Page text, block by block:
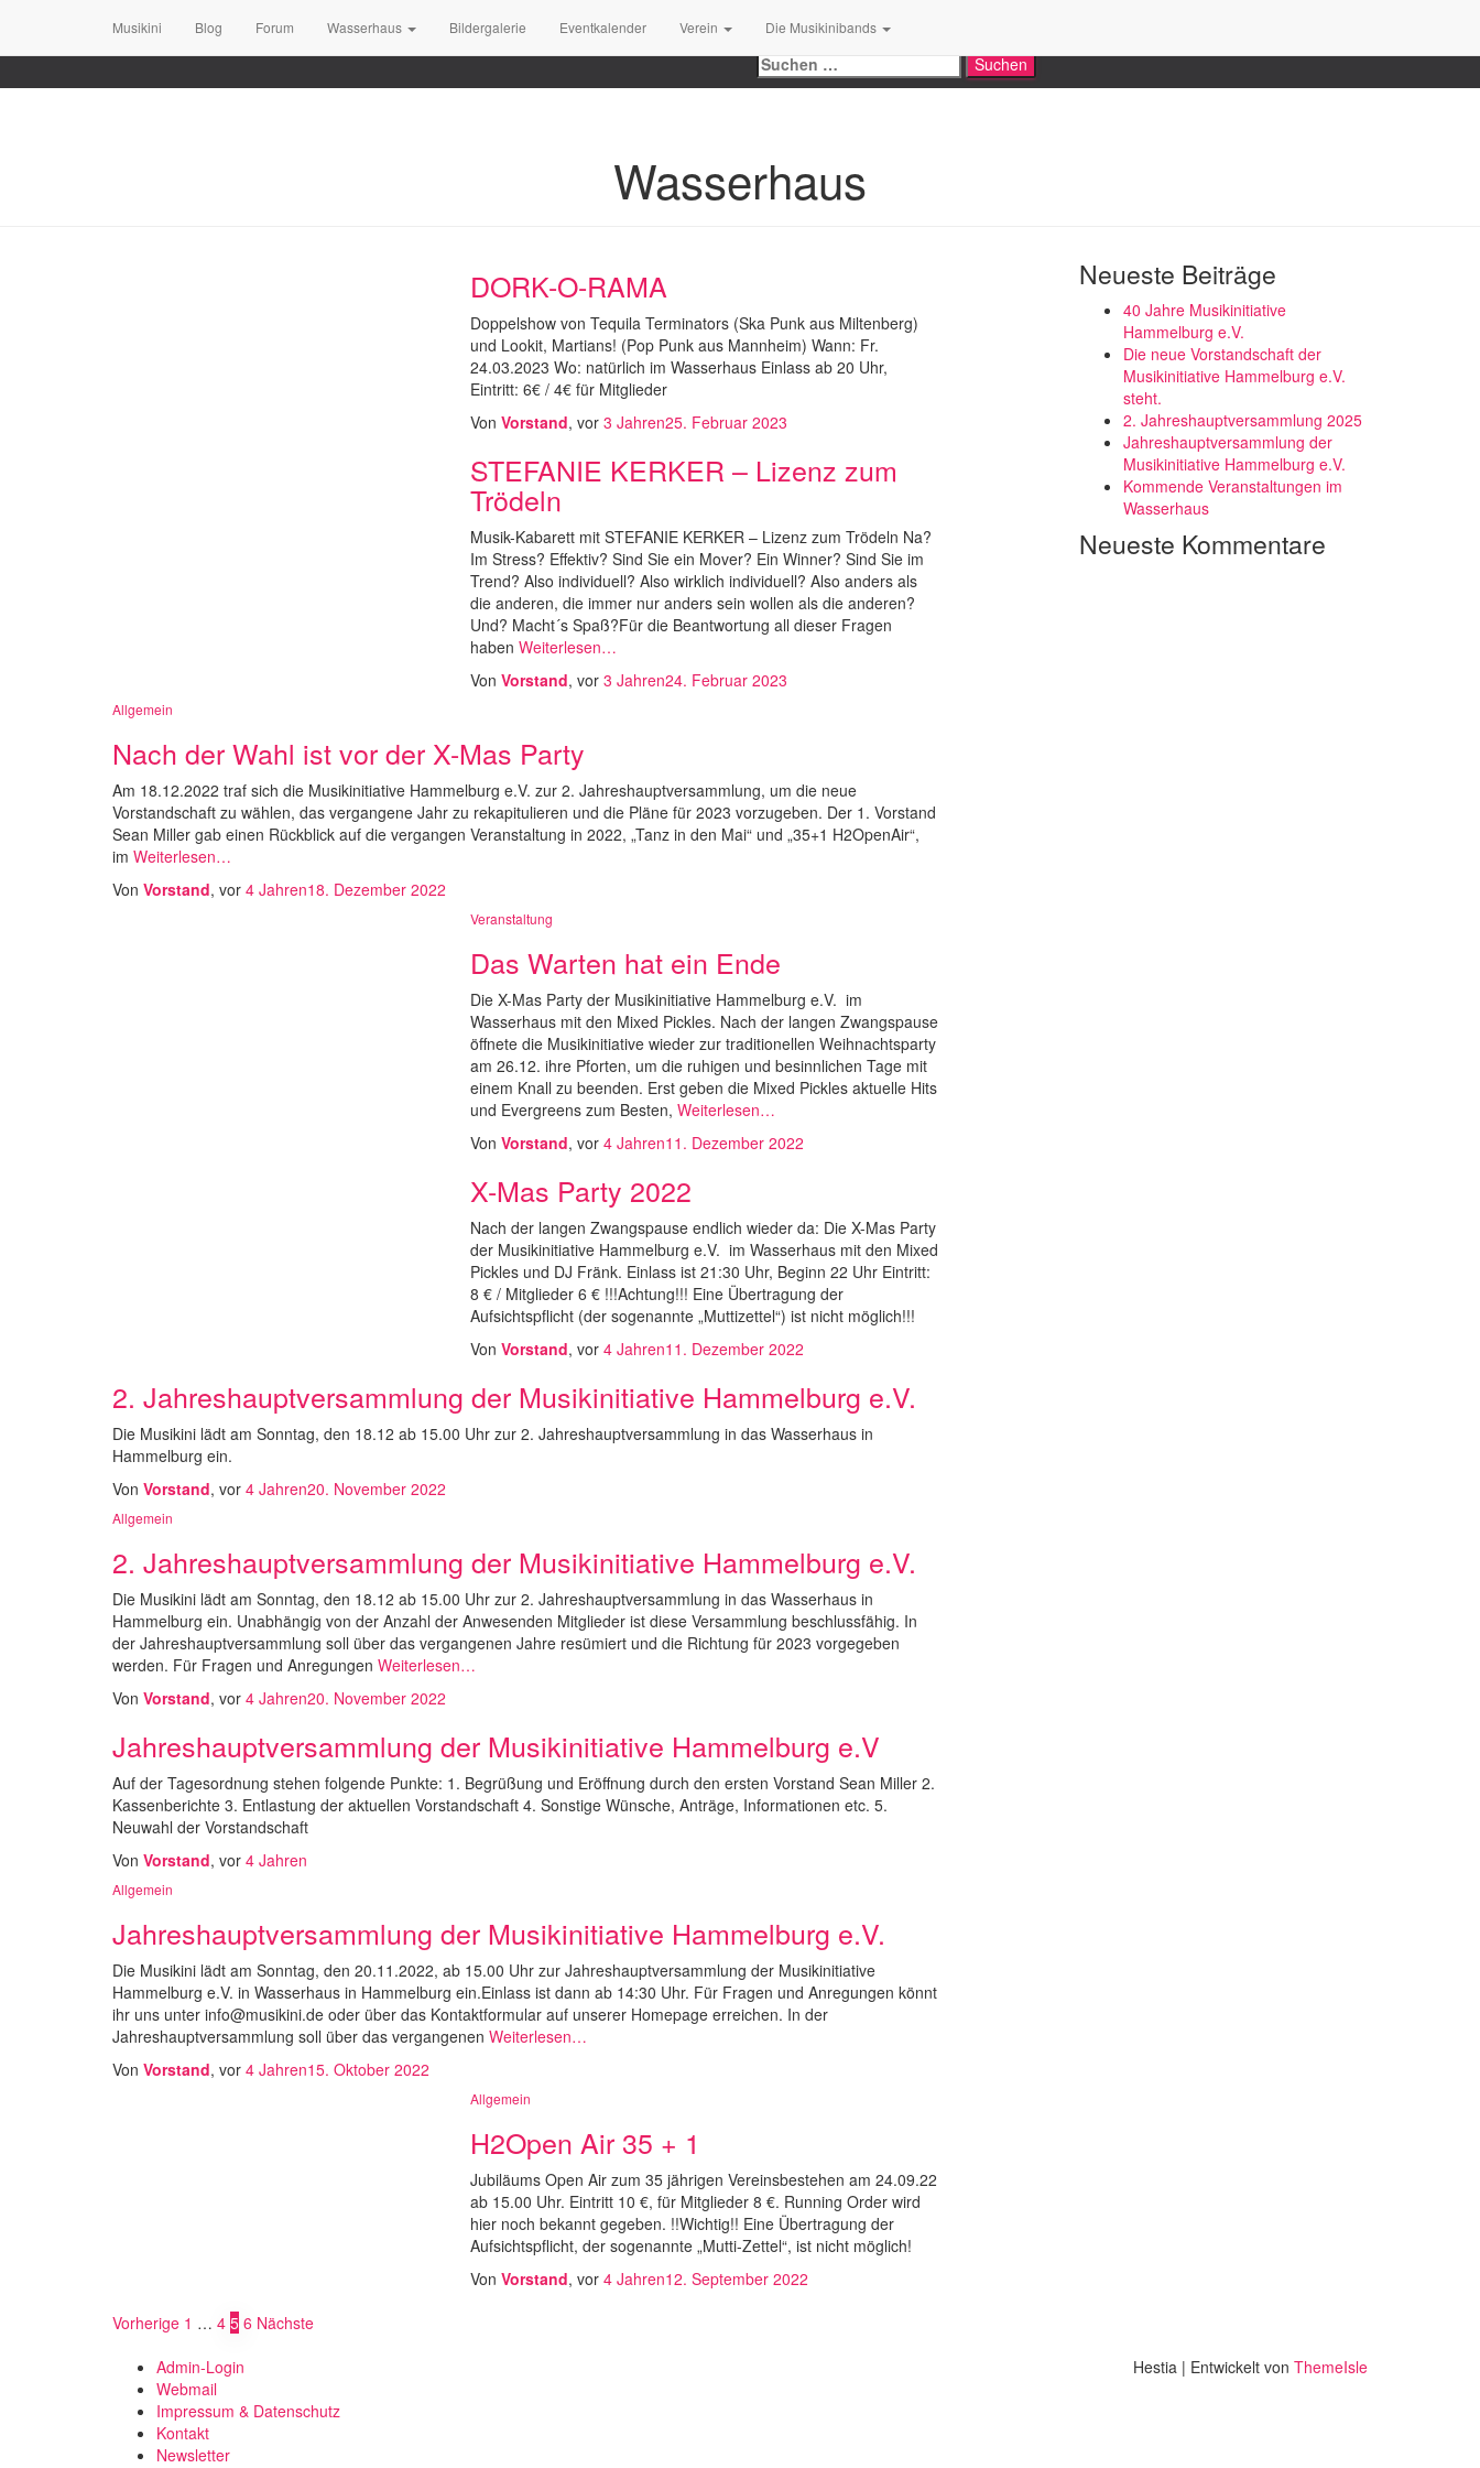
Search
Suchen
nach:
Musikini Blog Forum Wasserhaus Bildergalerie Eventkalender Verein Die Musikinibands
Wasserhaus
DORK-O-RAMA
Doppelshow von Tequila Terminators (Ska Punk aus Miltenberg)
und Lookit, Martians! (Pop Punk aus Mannheim) Wann: Fr.
24.03.2023 Wo: natürlich im Wasserhaus Einlass ab 20 Uhr,
Eintritt: 6€ / 4€ für Mitglieder
Von Vorstand, vor 3 Jahren25. Februar 2023
STEFANIE KERKER – Lizenz zum
Trödeln
Musik-Kabarett mit STEFANIE KERKER – Lizenz zum Trödeln Na?
Im Stress? Effektiv? Sind Sie ein Mover? Ein Winner? Sind Sie im
Trend? Also individuell? Also wirklich individuell? Also anders als
die anderen, die immer nur anders sein wollen als die anderen?
Und? Macht´s Spaß?Für die Beantwortung all dieser Fragen
haben Weiterlesen…
Von Vorstand, vor 3 Jahren24. Februar 2023
Allgemein
Nach der Wahl ist vor der X-Mas Party
Am 18.12.2022 traf sich die Musikinitiative Hammelburg e.V. zur 2. Jahreshauptversammlung, um die neue
Vorstandschaft zu wählen, das vergangene Jahr zu rekapitulieren und die Pläne für 2023 vorzugeben. Der 1. Vorstand
Sean Miller gab einen Rückblick auf die vergangen Veranstaltung in 2022, „Tanz in den Mai“ und „35+1 H2OpenAir“,
im Weiterlesen…
Von Vorstand, vor 4 Jahren18. Dezember 2022
Veranstaltung
Das Warten hat ein Ende
Die X-Mas Party der Musikinitiative Hammelburg e.V. im
Wasserhaus mit den Mixed Pickles. Nach der langen Zwangspause
öffnete die Musikinitiative wieder zur traditionellen Weihnachtsparty
am 26.12. ihre Pforten, um die ruhigen und besinnlichen Tage mit
einem Knall zu beenden. Erst geben die Mixed Pickles aktuelle Hits
und Evergreens zum Besten, Weiterlesen…
Von Vorstand, vor 4 Jahren11. Dezember 2022
X-Mas Party 2022
Nach der langen Zwangspause endlich wieder da: Die X-Mas Party
der Musikinitiative Hammelburg e.V. im Wasserhaus mit den Mixed
Pickles und DJ Fränk. Einlass ist 21:30 Uhr, Beginn 22 Uhr Eintritt:
8 € / Mitglieder 6 € !!!Achtung!!! Eine Übertragung der
Aufsichtspflicht (der sogenannte „Muttizettel“) ist nicht möglich!!!
Von Vorstand, vor 4 Jahren11. Dezember 2022
2. Jahreshauptversammlung der Musikinitiative Hammelburg e.V.
Die Musikini lädt am Sonntag, den 18.12 ab 15.00 Uhr zur 2. Jahreshauptversammlung in das Wasserhaus in
Hammelburg ein.
Von Vorstand, vor 4 Jahren20. November 2022
Allgemein
2. Jahreshauptversammlung der Musikinitiative Hammelburg e.V.
Die Musikini lädt am Sonntag, den 18.12 ab 15.00 Uhr zur 2. Jahreshauptversammlung in das Wasserhaus in
Hammelburg ein. Unabhängig von der Anzahl der Anwesenden Mitglieder ist diese Versammlung beschlussfähig. In
der Jahreshauptversammlung soll über das vergangenen Jahre resümiert und die Richtung für 2023 vorgegeben
werden. Für Fragen und Anregungen Weiterlesen…
Von Vorstand, vor 4 Jahren20. November 2022
Jahreshauptversammlung der Musikinitiative Hammelburg e.V
Auf der Tagesordnung stehen folgende Punkte: 1. Begrüßung und Eröffnung durch den ersten Vorstand Sean Miller 2.
Kassenberichte 3. Entlastung der aktuellen Vorstandschaft 4. Sonstige Wünsche, Anträge, Informationen etc. 5.
Neuwahl der Vorstandschaft
Von Vorstand, vor 4 Jahren
Allgemein
Jahreshauptversammlung der Musikinitiative Hammelburg e.V.
Die Musikini lädt am Sonntag, den 20.11.2022, ab 15.00 Uhr zur Jahreshauptversammlung der Musikinitiative
Hammelburg e.V. in Wasserhaus in Hammelburg ein.Einlass ist dann ab 14:30 Uhr. Für Fragen und Anregungen könnt
ihr uns unter info@musikini.de oder über das Kontaktformular auf unserer Homepage erreichen. In der
Jahreshauptversammlung soll über das vergangenen Weiterlesen…
Von Vorstand, vor 4 Jahren15. Oktober 2022
Allgemein
H2Open Air 35 + 1
Jubiläums Open Air zum 35 jährigen Vereinsbestehen am 24.09.22
ab 15.00 Uhr. Eintritt 10 €, für Mitglieder 8 €. Running Order wird
hier noch bekannt gegeben. !!Wichtig!! Eine Übertragung der
Aufsichtspflicht, der sogenannte „Mutti-Zettel“, ist nicht möglich!
Von Vorstand, vor 4 Jahren12. September 2022
Seitennummerierung
der
Beiträge
Vorherige 1 … 4 5 6 Nächste
Neueste Beiträge
40 Jahre Musikinitiative
Hammelburg e.V.
Die neue Vorstandschaft der
Musikinitiative Hammelburg e.V.
steht.
2. Jahreshauptversammlung 2025
Jahreshauptversammlung der
Musikinitiative Hammelburg e.V.
Kommende Veranstaltungen im
Wasserhaus
Neueste Kommentare
Admin-Login
Webmail
Impressum & Datenschutz
Kontakt
Newsletter
Hestia | Entwickelt von ThemeIsle